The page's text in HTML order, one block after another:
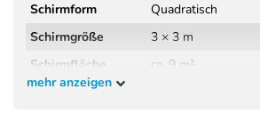
Schirmform
Quadratisch
Schirmgröße
3 × 3 m
Schirmfläche
ca. 9 m²
Höhe geschlossen
mehr anzeigen